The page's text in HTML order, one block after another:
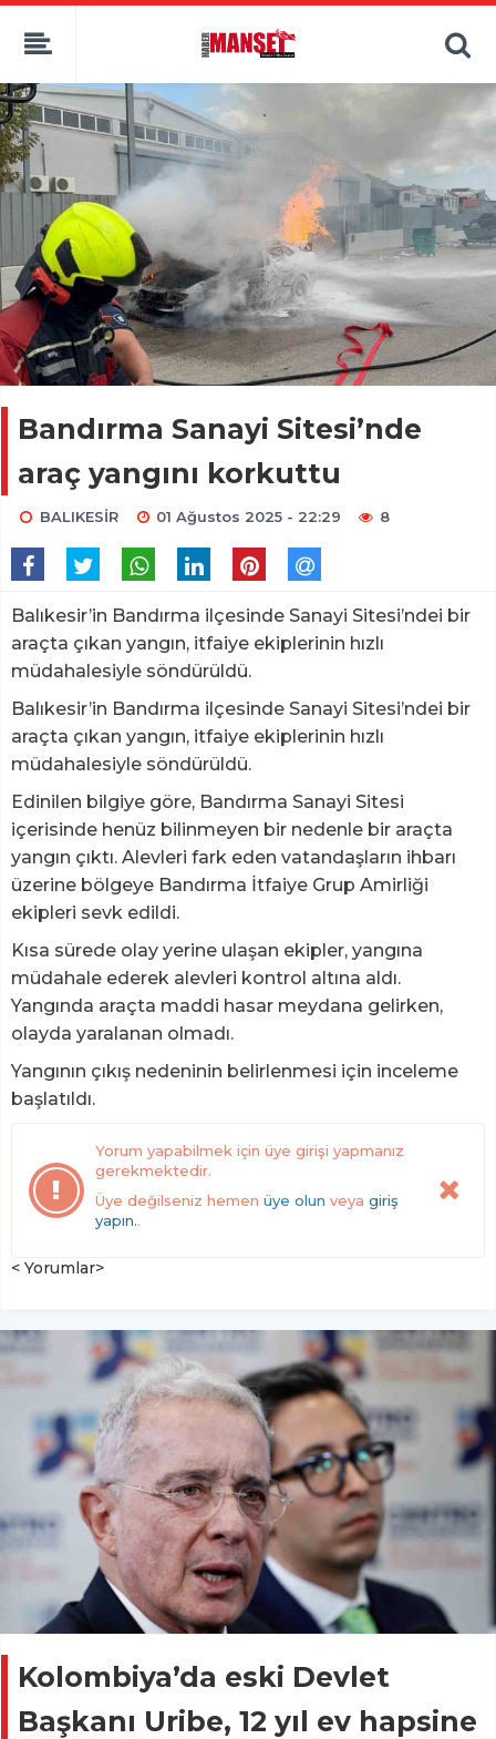
Bandırma Sanayi Sitesi’nde
araç yangını korkuttu
BALIKESİR 01 Ağustos 2025 - 22:29 8
Balıkesir’in Bandırma ilçesinde Sanayi Sitesi’ndei bir
araçta çıkan yangın, itfaiye ekiplerinin hızlı
müdahalesiyle söndürüldü.
Balıkesir’in Bandırma ilçesinde Sanayi Sitesi’ndei bir
araçta çıkan yangın, itfaiye ekiplerinin hızlı
müdahalesiyle söndürüldü.
Edinilen bilgiye göre, Bandırma Sanayi Sitesi
içerisinde henüz bilinmeyen bir nedenle bir araçta
yangın çıktı. Alevleri fark eden vatandaşların ihbarı
üzerine bölgeye Bandırma İtfaiye Grup Amirliği
ekipleri sevk edildi.
Kısa sürede olay yerine ulaşan ekipler, yangına
müdahale ederek alevleri kontrol altına aldı.
Yangında araçta maddi hasar meydana gelirken,
olayda yaralanan olmadı.
Yangının çıkış nedeninin belirlenmesi için inceleme
başlatıldı.
Yorum yapabilmek için üye girişi yapmanız
gerekmektedir.
Üye değilseniz hemen üye olun veya giriş
yapın..
< Yorumlar>
Kolombiya’da eski Devlet
Başkanı Uribe, 12 yıl ev hapsine